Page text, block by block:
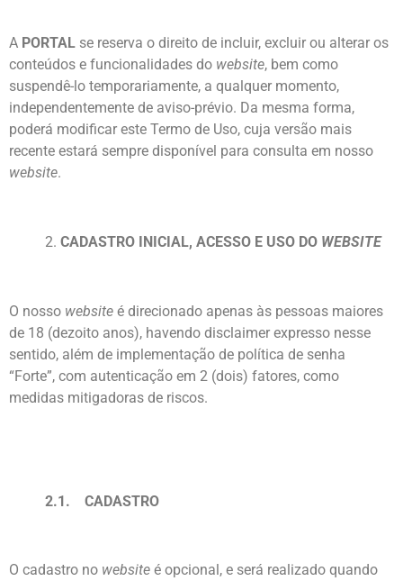
A PORTAL se reserva o direito de incluir, excluir ou alterar os
conteúdos e funcionalidades do website, bem como
suspendê-lo temporariamente, a qualquer momento,
independentemente de aviso-prévio. Da mesma forma,
poderá modificar este Termo de Uso, cuja versão mais
recente estará sempre disponível para consulta em nosso
website.
2. CADASTRO INICIAL, ACESSO E USO DO WEBSITE
O nosso website é direcionado apenas às pessoas maiores
de 18 (dezoito anos), havendo disclaimer expresso nesse
sentido, além de implementação de política de senha
“Forte”, com autenticação em 2 (dois) fatores, como
medidas mitigadoras de riscos.
2.1. CADASTRO
O cadastro no website é opcional, e será realizado quando